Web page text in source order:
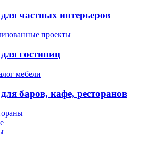
частных интерьеров
проекты
гостиниц
мебели
баров, кафе, ресторанов